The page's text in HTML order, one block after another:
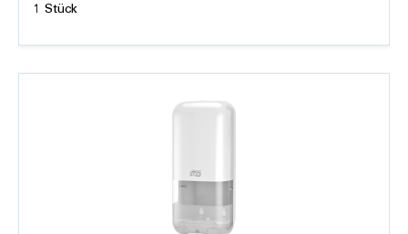
1 Stück
Details